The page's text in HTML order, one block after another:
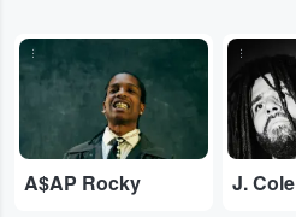
...
A$AP Rocky
...
J. Cole